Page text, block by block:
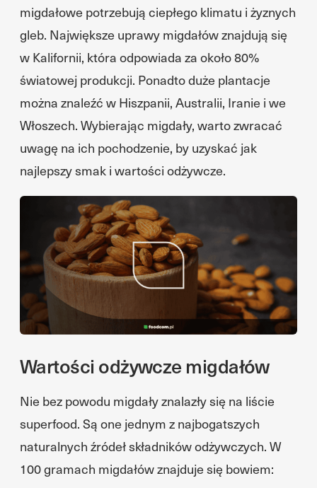
migdałowe potrzebują ciepłego klimatu i żyznych
gleb. Największe uprawy migdałów znajdują się
w Kalifornii, która odpowiada za około 80%
światowej produkcji. Ponadto duże plantacje
można znaleźć w Hiszpanii, Australii, Iranie i we
Włoszech. Wybierając migdały, warto zwracać
uwagę na ich pochodzenie, by uzyskać jak
najlepszy smak i wartości odżywcze.
Wartości odżywcze migdałów
Nie bez powodu migdały znalazły się na liście
superfood. Są one jednym z najbogatszych
naturalnych źródeł składników odżywczych. W
100 gramach migdałów znajduje się bowiem: